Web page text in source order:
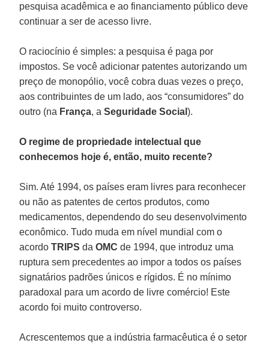
pesquisa acadêmica e ao financiamento público deve
continuar a ser de acesso livre.
O raciocínio é simples: a pesquisa é paga por
impostos. Se você adicionar patentes autorizando um
preço de monopólio, você cobra duas vezes o preço,
aos contribuintes de um lado, aos “consumidores” do
outro (na França, aSeguridade Social).
O regime de propriedade intelectual que
conhecemos hoje é, então, muito recente?
Sim. Até 1994, os países eram livres para reconhecer
ou não as patentes de certos produtos, como
medicamentos, dependendo do seu desenvolvimento
econômico. Tudo muda em nível mundial com o
acordoTRIPS daOMC de 1994, que introduz uma
ruptura sem precedentes ao impor a todos os países
signatários padrões únicos e rígidos. É no mínimo
paradoxal para um acordo de livre comércio! Este
acordo foi muito controverso.
Acrescentemos que a indústria farmacêutica é o setor